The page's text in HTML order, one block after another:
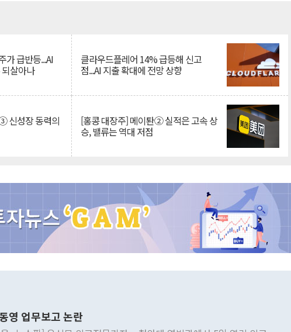
가 급반등...AI
살아나
클라우드플레어 14% 급등해 신고
점...AI 지출 확대에 전망 상향
신성장 동력의 [홍콩 대장주] 메이퇀② 실적은 고속 상
승, 밸류는 역대 저점
영 업무보고 논란